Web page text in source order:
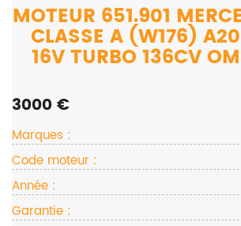
MOTEUR 651.901
CLASSE A (W176)
16V TURBO 136CV
3000 €
Marques :
Code moteur :
Année :
Garantie :